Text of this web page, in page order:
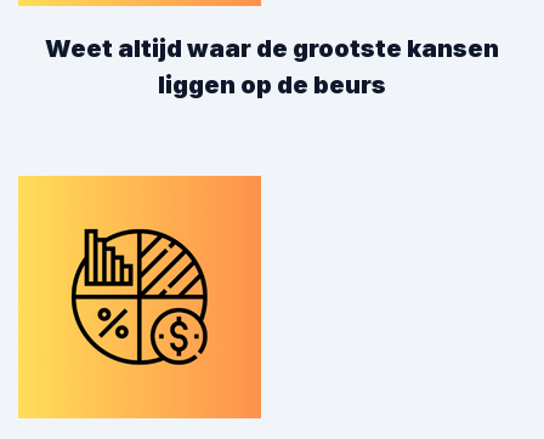
Weet altijd waar de grootste kansen
liggen op de beurs